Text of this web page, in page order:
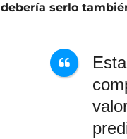
debería serlo